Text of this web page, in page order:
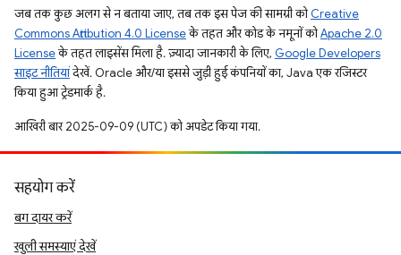
जब तक कुछ अलग से न बताया जाए, तब तक इस पेज की सामग्री कोCreative
Commons Attribution 4.0 Licenseके तहत और कोड के नमूनों कोApache 2.0
Licenseके तहत लाइसेंस मिला है. ज़्यादा जानकारी के लिए, Google Developers
साइट नीतियांदेखें. Oracle और/या इससे जुड़ी हुई कंपनियों का, Java एक रजिस्टर
किया हुआ ट्रेडमार्क है.
आखिरी बार 2025-09-09 (UTC) को अपडेट किया गया.
सहयोग करें
बग दायर करें
खुली समस्याएं देखें